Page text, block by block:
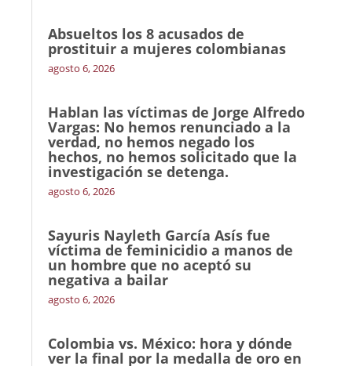
Absueltos los 8 acusados de
prostituir a mujeres colombianas
agosto 6, 2026
Hablan las víctimas de Jorge Alfredo
Vargas: No hemos renunciado a la
verdad, no hemos negado los
hechos, no hemos solicitado que la
investigación se detenga.
agosto 6, 2026
Sayuris Nayleth García Asís fue
víctima de feminicidio a manos de
un hombre que no aceptó su
negativa a bailar
agosto 6, 2026
Colombia vs. México: hora y dónde
ver la final por la medalla de oro en